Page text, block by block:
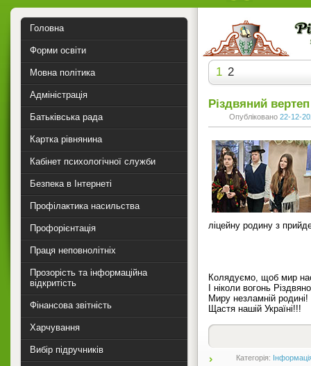
1 2
1 2
Різдвяний вертеп
Опубліковано 22-12-
ліцейну родину з
Колядуємо, щоб мир
І ніколи вогонь
Миру незламній родині!
Щастя нашій Україні!!!
Категорія:
Головна
Форми освіти
Мовна політика
Адміністрація
Батьківська рада
Картка рівнянина
Кабінет психологічної служби
Безпека в Інтернеті
Профілактика насильства
Профорієнтація
Праця неповнолітніх
Прозорість та інформаційна
відкритість
Фінансова звітність
Харчування
Вибір підручників